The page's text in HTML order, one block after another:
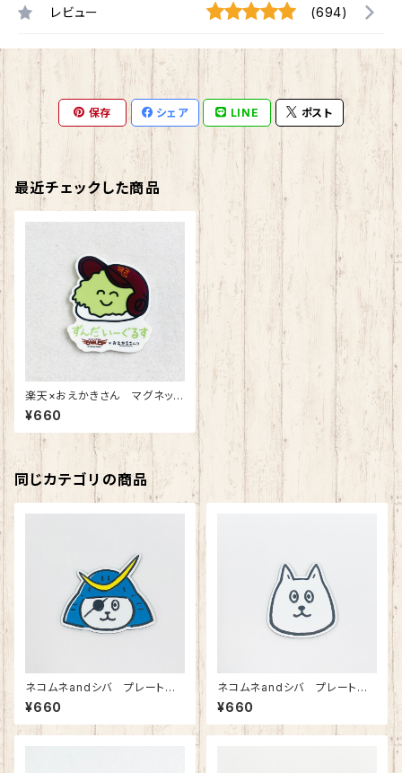
レビュー (694)
保存 シェア LINE ポスト
最近チェックした商品
楽天×おえかきさん マグネット
（ずんだ）
¥660
同じカテゴリの商品
ネコムネandシバ プレートマ
グネット(ネコムネ)
¥660
ネコムネandシバ プレートマ
グネット(シバ)
¥660